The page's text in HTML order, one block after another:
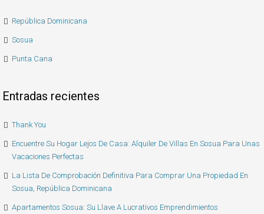
República Dominicana
Sosua
Punta Cana
Entradas recientes
Thank You
Encuentre Su Hogar Lejos De Casa: Alquiler De Villas En Sosua Para Unas
Vacaciones Perfectas
La Lista De Comprobación Definitiva Para Comprar Una Propiedad En
Sosua, República Dominicana
Apartamentos Sosua: Su Llave A Lucrativos Emprendimientos